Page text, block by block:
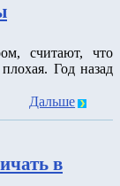
считают, что
Год назад
Дальше
в